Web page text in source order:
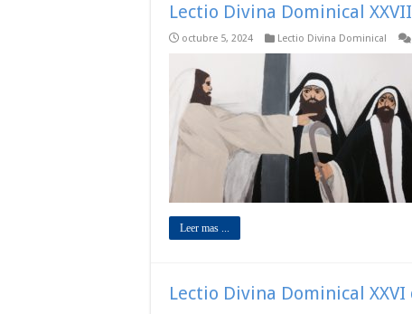
Lectio Divina Dominical
octubre 5, 2024 Lectio Divina Dominical
Leer mas ...
Lectio Divina Dominical